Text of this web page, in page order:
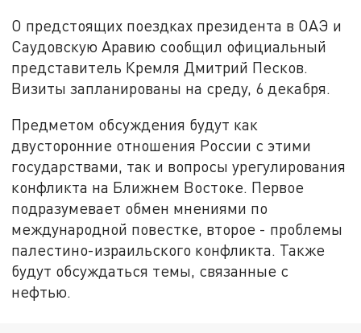
О предстоящих поездках президента в ОАЭ и
Саудовскую Аравию сообщил официальный
представитель Кремля Дмитрий Песков.
Визиты запланированы на среду, 6 декабря.
Предметом обсуждения будут как
двусторонние отношения России с этими
государствами, так и вопросы урегулирования
конфликта на Ближнем Востоке. Первое
подразумевает обмен мнениями по
международной повестке, второе - проблемы
палестино-израильского конфликта. Также
будут обсуждаться темы, связанные с
нефтью.